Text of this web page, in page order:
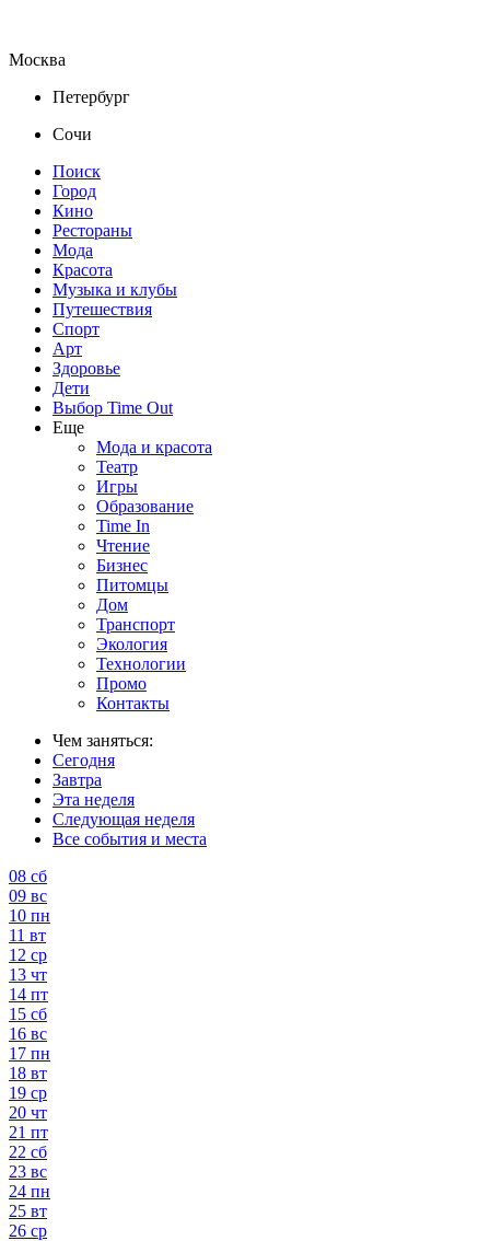
Москва
Петербург
Сочи
Поиск
Город
Кино
Рестораны
Мода
Красота
Музыка и клубы
Путешествия
Спорт
Арт
Здоровье
Дети
Выбор Time Out
Еще
Мода и красота
Театр
Игры
Образование
Time In
Чтение
Бизнес
Питомцы
Дом
Транспорт
Экология
Технологии
Промо
Контакты
Чем заняться:
Сегодня
Завтра
Эта неделя
Следующая неделя
Все события и места
08 сб
09 вс
10 пн
11 вт
12 ср
13 чт
14 пт
15 сб
16 вс
17 пн
18 вт
19 ср
20 чт
21 пт
22 сб
23 вс
24 пн
25 вт
26 ср